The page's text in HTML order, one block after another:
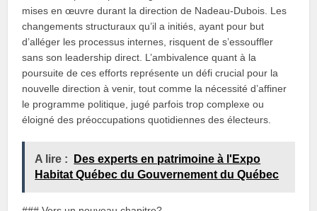
mises en œuvre durant la direction de Nadeau-Dubois. Les
changements structuraux qu’il a initiés, ayant pour but
d’alléger les processus internes, risquent de s’essouffler
sans son leadership direct. L’ambivalence quant à la
poursuite de ces efforts représente un défi crucial pour la
nouvelle direction à venir, tout comme la nécessité d’affiner
le programme politique, jugé parfois trop complexe ou
éloigné des préoccupations quotidiennes des électeurs.
A lire :
Des experts en patrimoine à l'Expo
Habitat Québec du Gouvernement du Québec